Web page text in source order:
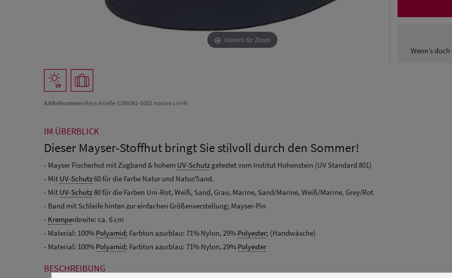
Hovern für Zoom
ArtikelnummerMays-Arielle-1286041-5002 marine uni-M
Wenn’s
IM ÜBERBLICK
Dieser Mayser-Stoffhut bringt Sie stilvoll durch den Sommer!
- Mayser Fischerhut mit Zugband & hohem UV-Schutz getestet vom Institut Hohenstein (UV Standard 801)
- Mit UV-Schutz60 für die Farbe Natur und Natur/Sand.
- Mit UV-Schutz80 für die Farben Uni-Rot, Weiß, Sand, Grau, Marine, Sand/Marine, Weiß/Marine, Grey/Rot
- Band mit Schleife hinten zur einfachen Größenverstellung; Mayser-Pin
- Krempenbreite: ca. 6 cm
- Material: 100% Polyamid; Farbton azurblau: 71% Nylon, 29% Polyester; (Handwäsche)
- Material: 100% Polyamid; Farbton azurblau: 71% Nylon, 29% Polyester
BESCHREIBUNG